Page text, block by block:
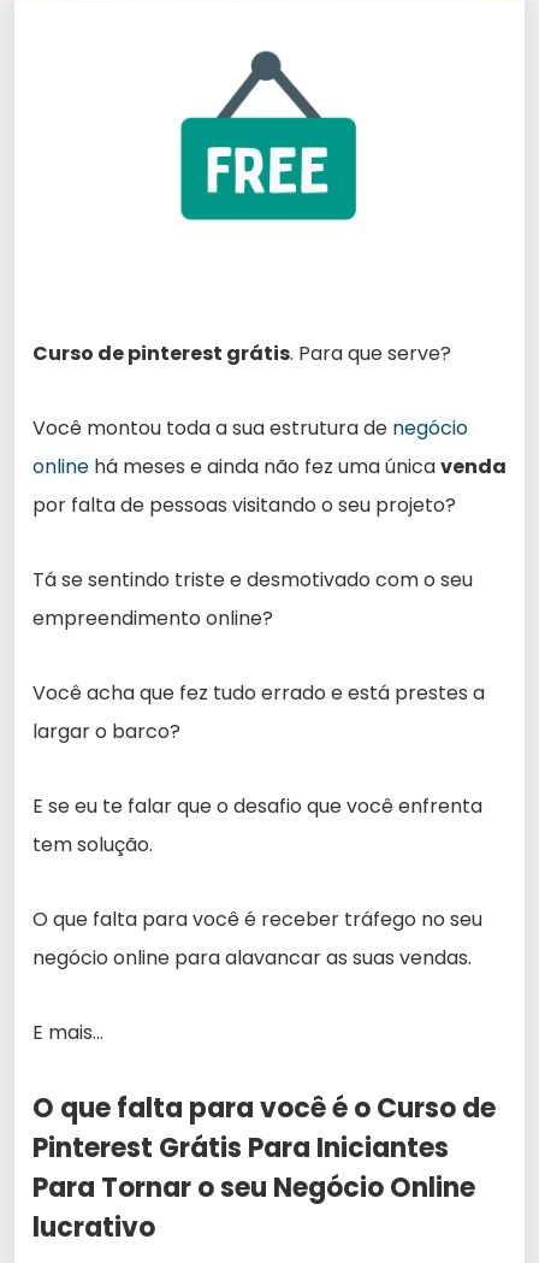
Curso de pinterest grátis. Para que serve?
Você montou toda a sua estrutura de negócio
online há meses e ainda não fez uma únicavenda
por falta de pessoas visitando o seu projeto?
Tá se sentindo triste e desmotivado com o seu
empreendimento online?
Você acha que fez tudo errado e está prestes a
largar o barco?
E se eu te falar que o desafio que você enfrenta
tem solução.
O que falta para você é receber tráfego no seu
negócio online para alavancar as suas vendas.
E mais…
O que falta para você é o Curso de
Pinterest Grátis Para Iniciantes
Para Tornar o seu Negócio Online
lucrativo